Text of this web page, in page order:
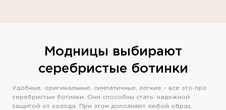
Модницы выбирают
серебристые ботинки
Удобные, оригинальные, симпатичные, легкие – все это про
серебристые ботинки. Они способны стать надежной
защитой от холода. При этом дополняют любой образ,